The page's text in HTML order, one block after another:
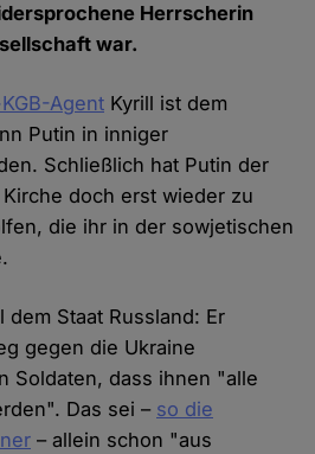
Herrscherin
war.
Agent Kyrill ist dem
Putin in inniger
Schließlich hat Putin der
doch erst wieder zu
die ihr in der sowjetischen
Staat Russland: Er
gegen die Ukraine
Soldaten, dass ihnen "alle
Das sei – so die
– allein schon "aus